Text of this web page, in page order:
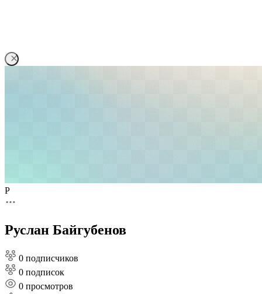
Р
Руслан Байгубенов
0 подписчиков
0 подписок
0 просмотров